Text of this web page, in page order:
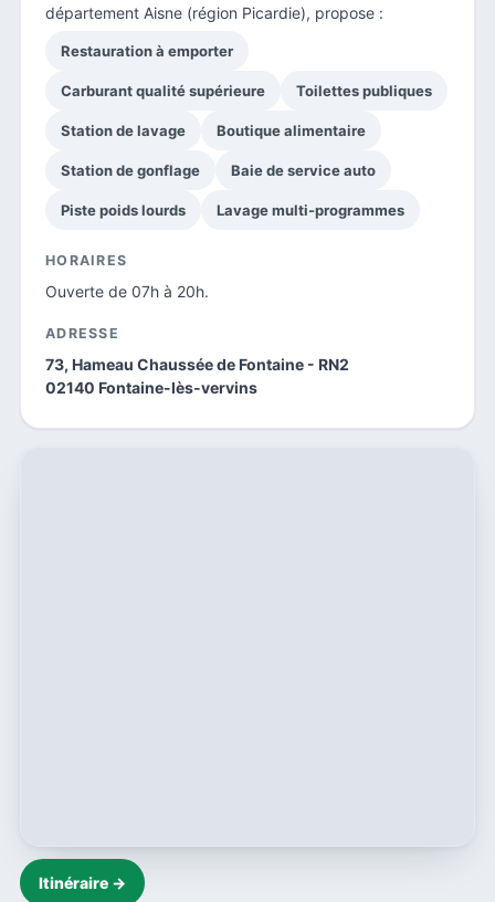
département Aisne (région Picardie), propose :
Restauration à emporter
Carburant qualité supérieure Toilettes publiques
Station de lavage Boutique alimentaire
Station de gonflage Baie de service auto
Piste poids lourds Lavage multi-programmes
HORAIRES
Ouverte de 07h à 20h.
ADRESSE
73, Hameau Chaussée de Fontaine - RN2
02140 Fontaine-lès-vervins
Itinéraire →